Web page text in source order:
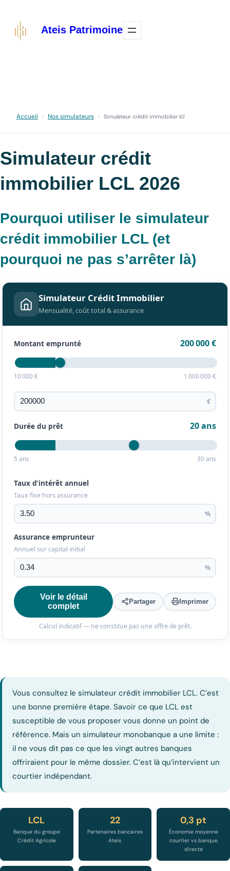
contenu
Ateis Patrimoine
Accueil » Nos simulateurs » Simulateur crédit immobilier lcl
Simulateur crédit
immobilier LCL 2026
Pourquoi utiliser le simulateur
crédit immobilier LCL (et
pourquoi ne pas s’arrêter là)
Simulateur Crédit Immobilier
Mensualité, coût total & assurance
Montant emprunté 200 000 €
10 000 € 1 000 000 €
€
Durée du prêt 20 ans
5 ans 30 ans
Taux d’intérêt annuel
Taux fixe hors assurance
%
Assurance emprunteur
Annuel sur capital initial
%
Voir le détail
complet
Partager Imprimer
Calcul indicatif — ne constitue pas une offre de prêt.
Vous consultez le simulateur crédit immobilier LCL. C’est
une bonne première étape. Savoir ce que LCL est
susceptible de vous proposer vous donne un point de
référence. Mais un simulateur monobanque a une limite :
il ne vous dit pas ce que les vingt autres banques
offriraient pour le même dossier. C’est là qu’intervient un
courtier indépendant.
LCL
Banque du groupe
Crédit Agricole
22
Partenaires bancaires
Ateis
0,3 pt
Économie moyenne
courtier vs banque
directe